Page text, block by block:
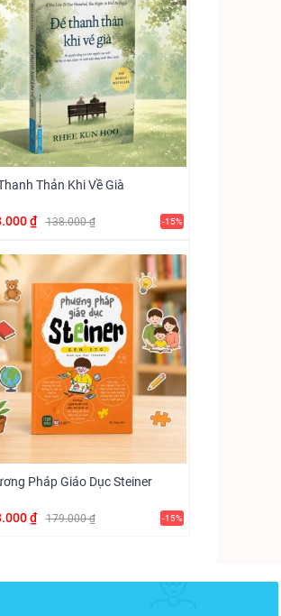
Thản Khi Về Già
₫ 138.000 ₫ -15%
Pháp Giáo Dục Steiner
₫ 179.000 ₫ -15%